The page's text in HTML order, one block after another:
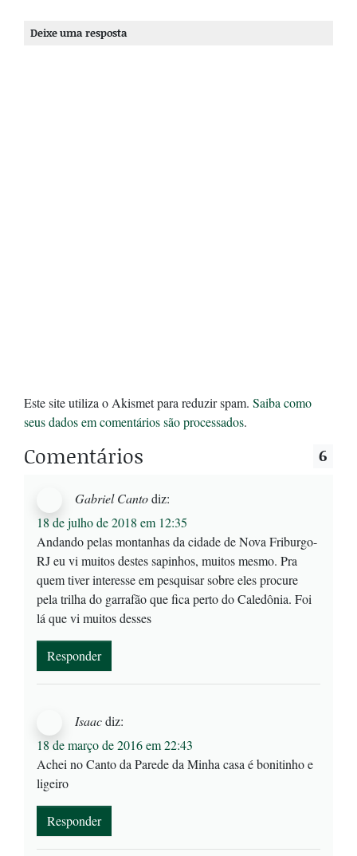
Deixe uma resposta
Este site utiliza o Akismet para reduzir spam. Saiba como
seus dados em comentários são processados.
Comentários 6
Gabriel Cantodiz:
18 de julho de 2018 em 12:35
Andando pelas montanhas da cidade de Nova Friburgo-
RJ eu vi muitos destes sapinhos, muitos mesmo. Pra
quem tiver interesse em pesquisar sobre eles procure
pela trilha do garrafão que fica perto do Caledônia. Foi
lá que vi muitos desses
Responder
Isaacdiz:
18 de março de 2016 em 22:43
Achei no Canto da Parede da Minha casa é bonitinho e
ligeiro
Responder